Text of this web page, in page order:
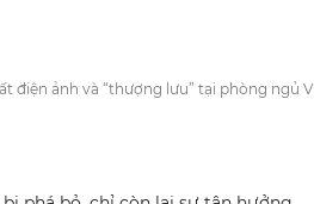
điện ảnh và “thượng lưu” tại phòng ngủ